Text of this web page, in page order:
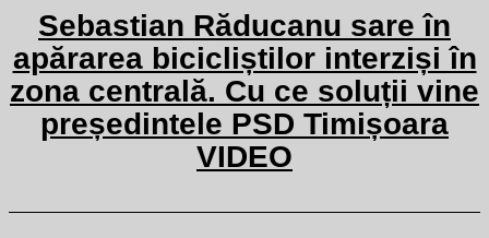
Sebastian Răducanu sare în
apărarea bicicliștilor interziși în
zona centrală. Cu ce soluții vine
președintele PSD Timișoara
VIDEO